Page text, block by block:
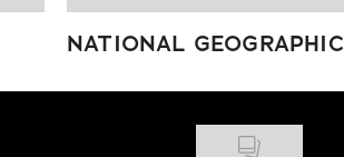
NATIONAL GEOGRAPHIC